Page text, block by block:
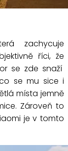
zachycuje
říci, že
se zde snaží
se mu sice i
místa jemně
Zároveň to
je v tomto